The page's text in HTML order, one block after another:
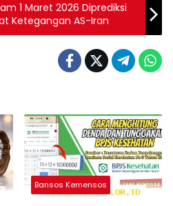
1 Maret 2026 Diprediksi
Ketegangan AS-Iran
Bansos Kemensos